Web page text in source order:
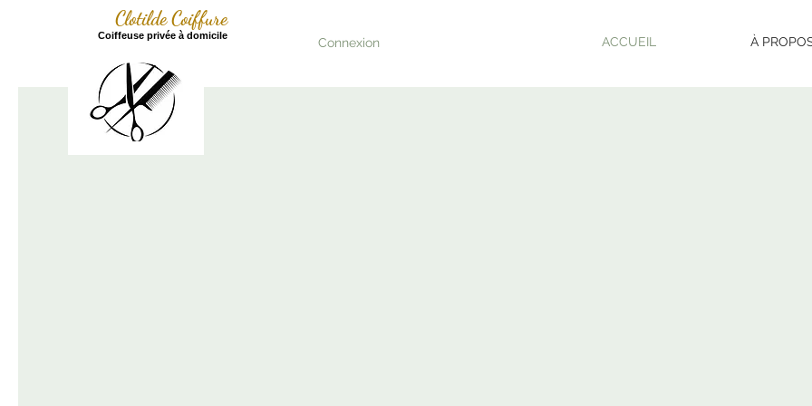
Connexion
Clotilde Coiffure
Coiffeuse privée à domicile ACCUEIL À